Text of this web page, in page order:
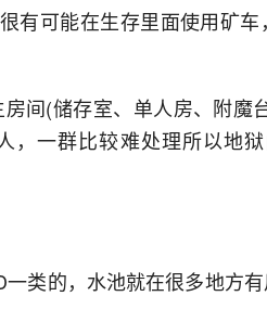
有可能在生存里面使用矿
间(储存室、单人房、附魔
，一群比较难处理所以地
类的，水池就在很多地方